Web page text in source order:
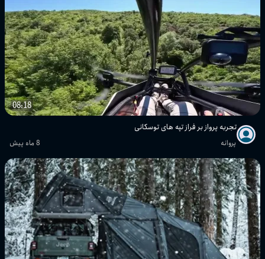
08:18
تجربه پرواز بر فراز تپه های توسکانی
پروانه 8 ماه پیش